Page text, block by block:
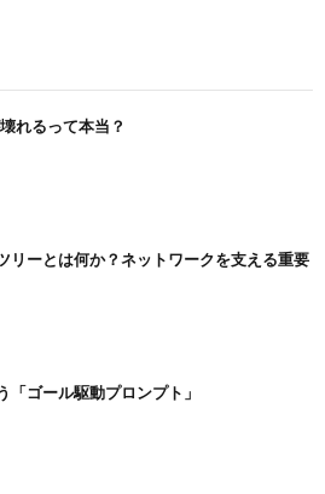
れるって本当？
リーとは何か？ネットワークを支える重要
「ゴール駆動プロンプト」